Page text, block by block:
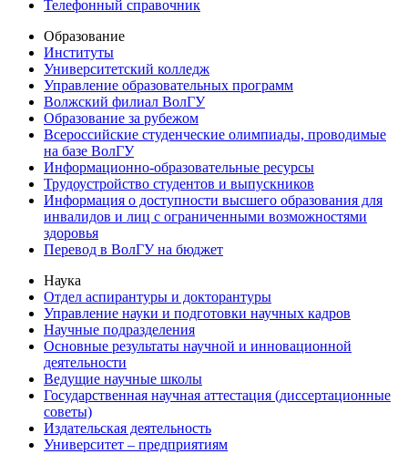
Телефонный справочник
Образование
Институты
Университетский колледж
Управление образовательных программ
Волжский филиал ВолГУ
Образование за рубежом
Всероссийские студенческие олимпиады, проводимые
на базе ВолГУ
Информационно-образовательные ресурсы
Трудоустройство студентов и выпускников
Информация о доступности высшего образования для
инвалидов и лиц с ограниченными возможностями
здоровья
Перевод в ВолГУ на бюджет
Наука
Отдел аспирантуры и докторантуры
Управление науки и подготовки научных кадров
Научные подразделения
Основные результаты научной и инновационной
деятельности
Ведущие научные школы
Государственная научная аттестация (диссертационные
советы)
Издательская деятельность
Университет – предприятиям